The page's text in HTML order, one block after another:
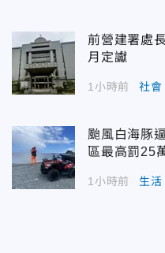
前營建署處
月定讞
1小時前 社會
颱風白海豚
區最高罰25
1小時前 生活